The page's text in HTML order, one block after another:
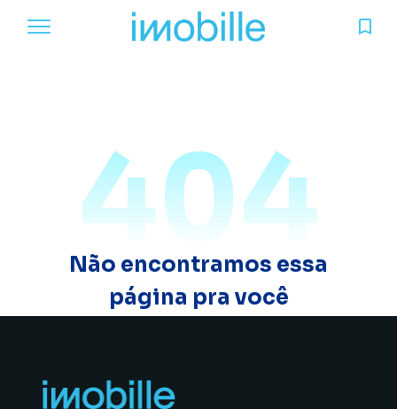
404
Não encontramos essa
página pra você